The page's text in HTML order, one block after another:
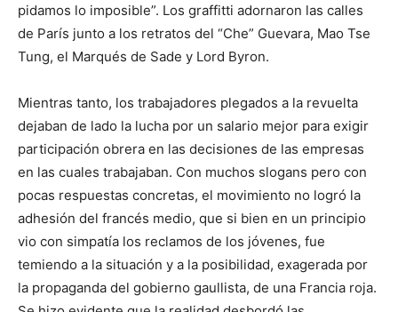
pidamos lo imposible”. Los graffitti adornaron las calles
de París junto a los retratos del “Che” Guevara, Mao Tse
Tung, el Marqués de Sade y Lord Byron.
Mientras tanto, los trabajadores plegados a la revuelta
dejaban de lado la lucha por un salario mejor para exigir
participación obrera en las decisiones de las empresas
en las cuales trabajaban. Con muchos slogans pero con
pocas respuestas concretas, el movimiento no logró la
adhesión del francés medio, que si bien en un principio
vio con simpatía los reclamos de los jóvenes, fue
temiendo a la situación y a la posibilidad, exagerada por
la propaganda del gobierno gaullista, de una Francia roja.